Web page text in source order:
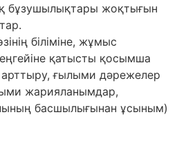
бұзушылықтары жоқтығын
біліміне, жұмыс
қатысты қосымша
арттыру, ғылыми дәрежелер
жарияланымдар,
басшылығынан ұсыным)